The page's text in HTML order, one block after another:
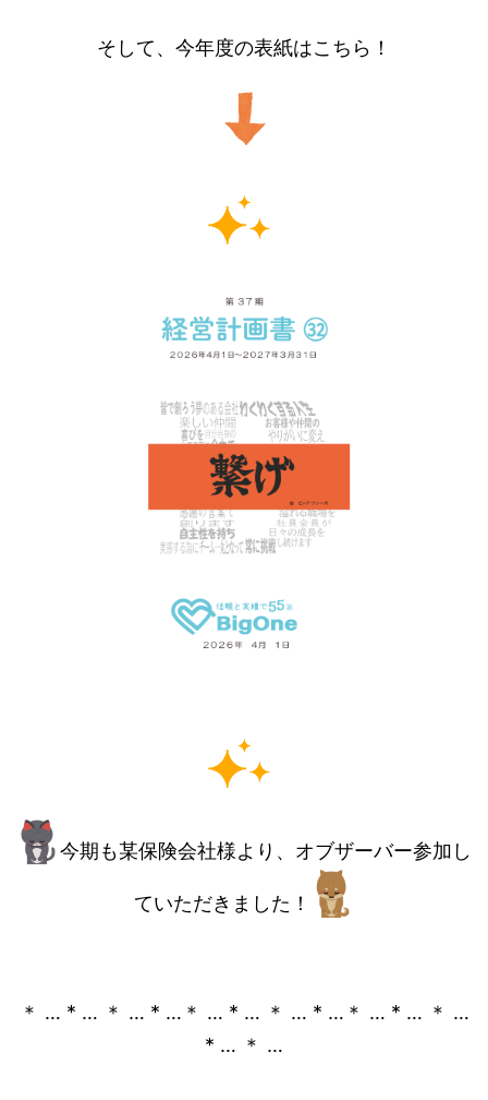
そして、今年度の表紙はこちら！
今期も某保険会社様より、オブザーバー参加し
ていただきました！
＊ … * … ＊ … * …＊ … * … ＊ … * …＊ … * … ＊ …
* … ＊ …